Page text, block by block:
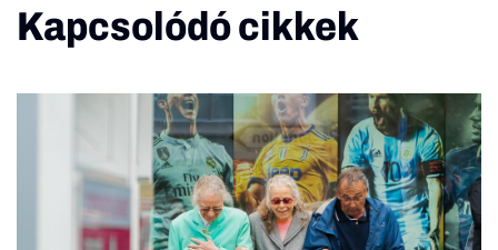
Kapcsolódó cikkek